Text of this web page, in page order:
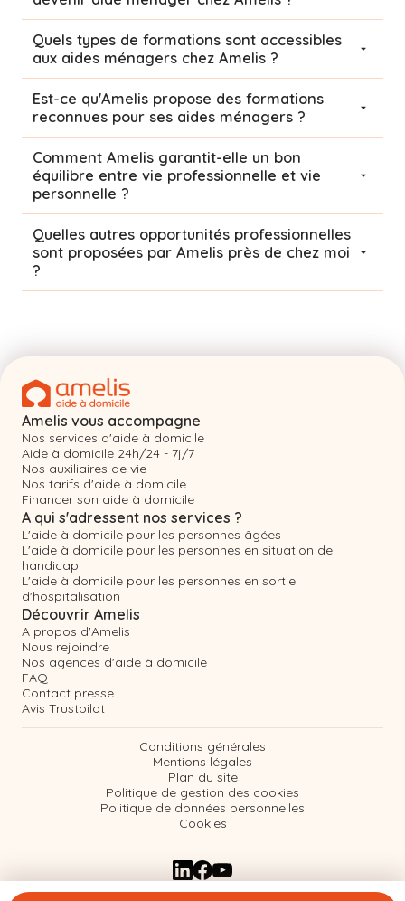
Quels types de formations sont accessibles
aux aides ménagers chez Amelis ?
Est-ce qu'Amelis propose des formations
reconnues pour ses aides ménagers ?
Comment Amelis garantit-elle un bon
équilibre entre vie professionnelle et vie
personnelle ?
Quelles autres opportunités professionnelles
sont proposées par Amelis près de chez moi
?
Amelis vous accompagne
Nos services d'aide à domicile
Aide à domicile 24h/24 - 7j/7
Nos auxiliaires de vie
Nos tarifs d'aide à domicile
Financer son aide à domicile
A qui s'adressent nos services ?
L'aide à domicile pour les personnes âgées
L'aide à domicile pour les personnes en situation de
handicap
L'aide à domicile pour les personnes en sortie
d'hospitalisation
Découvrir Amelis
A propos d'Amelis
Nous rejoindre
Nos agences d'aide à domicile
FAQ
Contact presse
Avis Trustpilot
Conditions générales
Mentions légales
Plan du site
Politique de gestion des cookies
Politique de données personnelles
Cookies